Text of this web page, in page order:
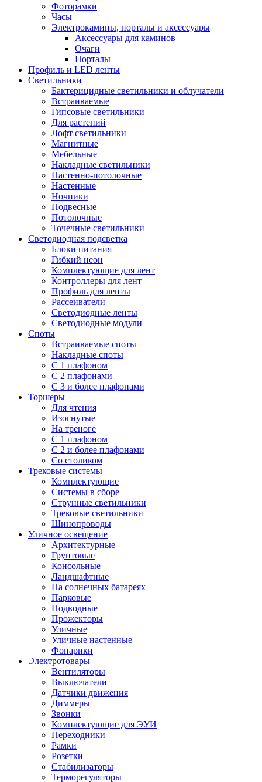
Фоторамки
Часы
Электрокамины, порталы и аксессуары
Аксессуары для каминов
Очаги
Порталы
Профиль и LED ленты
Светильники
Бактерицидные светильники и облучатели
Встраиваемые
Гипсовые светильники
Для растений
Лофт светильники
Магнитные
Мебельные
Накладные светильники
Настенно-потолочные
Настенные
Ночники
Подвесные
Потолочные
Точечные светильники
Светодиодная подсветка
Блоки питания
Гибкий неон
Комплектующие для лент
Контроллеры для лент
Профиль для ленты
Рассеиватели
Светодиодные ленты
Светодиодные модули
Споты
Встраиваемые споты
Накладные споты
С 1 плафоном
С 2 плафонами
С 3 и более плафонами
Торшеры
Для чтения
Изогнутые
На треноге
С 1 плафоном
С 2 и более плафонами
Со столиком
Трековые системы
Комплектующие
Системы в сборе
Струнные светильники
Трековые светильники
Шинопроводы
Уличное освещение
Архитектурные
Грунтовые
Консольные
Ландшафтные
На солнечных батареях
Парковые
Подводные
Прожекторы
Уличные
Уличные настенные
Фонарики
Электротовары
Вентиляторы
Выключатели
Датчики движения
Диммеры
Звонки
Комплектующие для ЭУИ
Переходники
Рамки
Розетки
Стабилизаторы
Терморегуляторы